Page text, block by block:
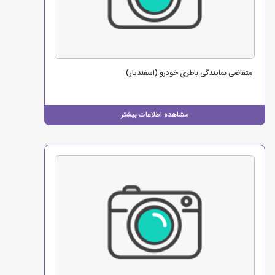
مشاهده اطلاعات بیشتر
متقاضی نمایندگی باطری خودرو (اسفندیار)